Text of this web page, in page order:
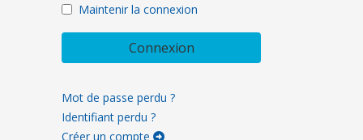
Maintenir la connexion
Connexion
Mot de passe perdu ?
Identifiant perdu ?
Créer un compte